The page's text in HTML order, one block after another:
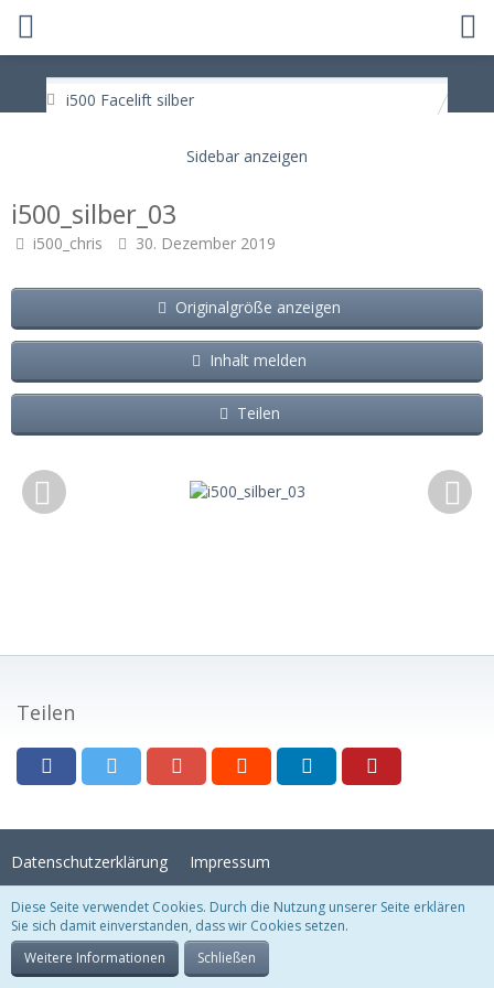
i500 Facelift silber
i500_silber_03
i500_chris 30. Dezember 2019
Originalgröße anzeigen
Inhalt melden
Teilen
Teilen
Datenschutzerklärung Impressum
Stil:Crystal Temptation , erstellt vonKittMedia
Community-Software:
Diese Seite verwendet Cookies. Durch die Nutzung unserer Seite erklären
Sie sich damit einverstanden, dass wir Cookies setzen.
Weitere Informationen
Schließen